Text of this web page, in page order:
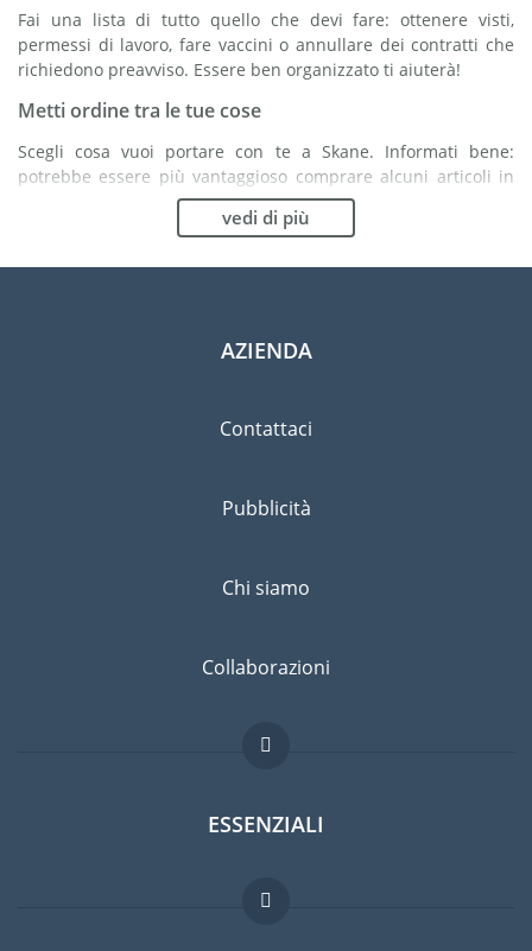
Fai una lista di tutto quello che devi fare: ottenere visti,
permessi di lavoro, fare vaccini o annullare dei contratti che
richiedono preavviso. Essere ben organizzato ti aiuterà!
Metti ordine tra le tue cose
Scegli cosa vuoi portare con te a Skane. Informati bene:
potrebbe essere più vantaggioso comprare alcuni articoli in
Scegli la compagnia di traslochi più adatta ad
organizzare il tuo trasferimento a Skane
Eliminare il rischio non è possibile quindi un'assicurazione
vedi di più
AZIENDA
Contattaci
Pubblicità
Chi siamo
Collaborazioni
ESSENZIALI
Forum per expat